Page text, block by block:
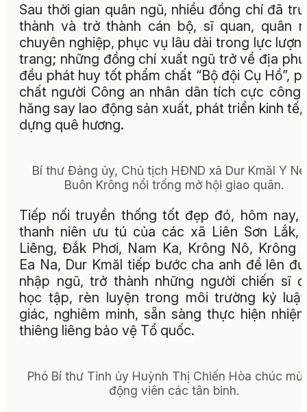
Sau thời gian quân ngũ, nhiều đồng chí đã
thành và trở thành cán bộ, sĩ quan, quân
chuyên nghiệp, phục vụ lâu dài trong lực
trang; những đồng chí xuất ngũ trở về địa
đều phát huy tốt phẩm chất “Bộ đội Cụ Hồ”,
chất người Công an nhân dân tích cực công
hăng say lao động sản xuất, phát triển kinh tế,
dựng quê hương.
Bí thư Đảng ủy, Chủ tịch HĐND xã Dur Kmăl Y
Buôn Krông nổi trống mở hội giao quân.
Tiếp nối truyền thống tốt đẹp đó, hôm nay,
thanh niên ưu tú của các xã Liên Sơn Lắk,
Liêng, Đắk Phơi, Nam Ka, Krông Nô, Krông
Ea Na, Dur Kmăl tiếp bước cha anh để lên
nhập ngũ, trở thành những người chiến sĩ
học tập, rèn luyện trong môi trường kỷ
giác, nghiêm minh, sẵn sàng thực hiện
thiêng liêng bảo vệ Tổ quốc.
Phó Bí thư Tỉnh ủy Huỳnh Thị Chiến Hòa chúc
động viên các tân binh.